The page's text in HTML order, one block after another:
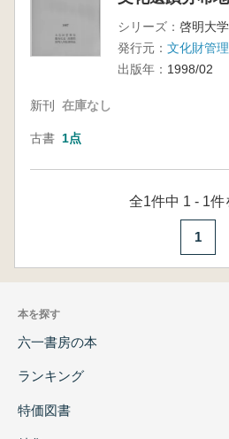
シリーズ：
発行元：
出版年： 1998/02
新刊 在庫なし
古書 1点
全1件中 1 - 1件
1
本を探す
六一書房の本
ランキング
特価図書